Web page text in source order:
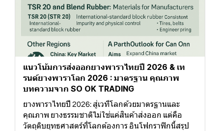
แนวโน้มการส่งออกยางพาราไทยปี 2026 & เท
รนด์ยางพาราโลก 2026 : มาตรฐาน คุณภาพ
บทความจาก SO OK TRADING
ยางพาราไทยปี 2026: สู่เวทีโลกด้วยมาตรฐานและ
คุณภาพ ยางธรรมชาติไม่ใช่แค่สินค้าส่งออก แต่คือ
วัตถุดิบยุทธศาสตร์ที่โลกต้องการ อินโฟกราฟิกนี้สรุป